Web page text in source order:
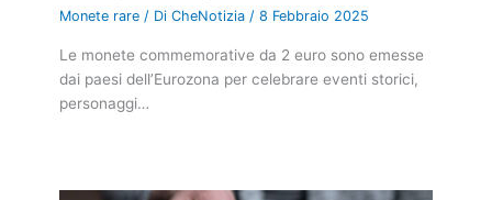
Monete rare / DiCheNotizia /8 Febbraio 2025
Le monete commemorative da 2 euro sono emesse
dai paesi dell’Eurozona per celebrare eventi storici,
personaggi…